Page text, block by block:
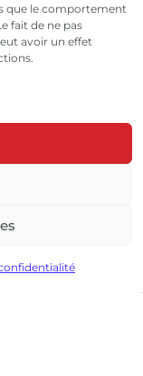
que le comportement
fait de ne pas
avoir un effet
Brion |
LA SANTÉ, À